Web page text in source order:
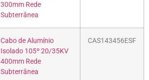
300mm Rede
Subterrânea
Cabo de Alumínio
Isolado 105º 20/35KV
400mm Rede
Subterrânea
CAS143456ESF